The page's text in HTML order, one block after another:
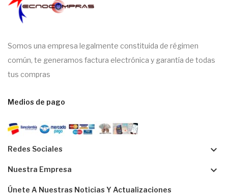
Somos una empresa legalmente constituida de régimen
común, te generamos factura electrónica y garantía de todas
tus compras
Medios de pago
Redes Sociales keyboard_arrow_down
Nuestra Empresa keyboard_arrow_down
Únete A Nuestras Noticias Y Actualizaciones